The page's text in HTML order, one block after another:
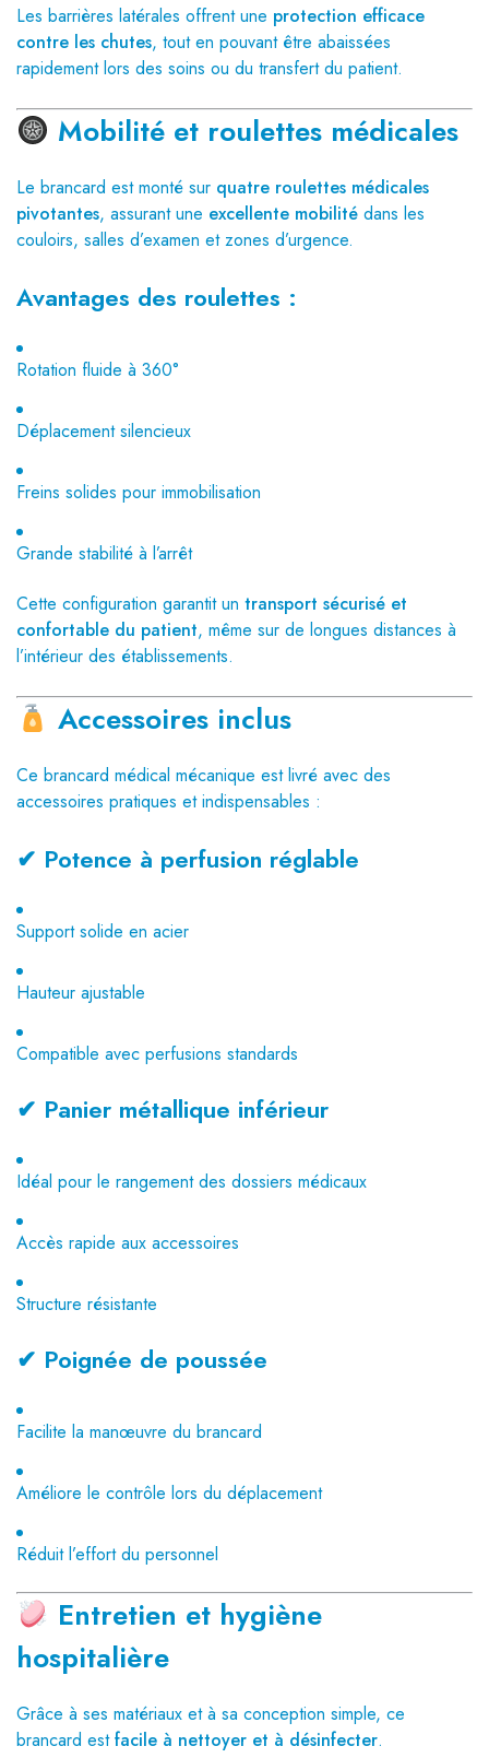
Les barrières latérales offrent une protection efficace
contre les chutes, tout en pouvant être abaissées
rapidement lors des soins ou du transfert du patient.
Mobilité et roulettes médicales
Le brancard est monté sur quatre roulettes médicales
pivotantes, assurant une excellente mobilité dans les
couloirs, salles d’examen et zones d’urgence.
Avantages des roulettes :
Rotation fluide à 360°
Déplacement silencieux
Freins solides pour immobilisation
Grande stabilité à l’arrêt
Cette configuration garantit un transport sécurisé et
confortable du patient, même sur de longues distances à
l’intérieur des établissements.
Accessoires inclus
Ce brancard médical mécanique est livré avec des
accessoires pratiques et indispensables :
✔ Potence à perfusion réglable
Support solide en acier
Hauteur ajustable
Compatible avec perfusions standards
✔ Panier métallique inférieur
Idéal pour le rangement des dossiers médicaux
Accès rapide aux accessoires
Structure résistante
✔ Poignée de poussée
Facilite la manœuvre du brancard
Améliore le contrôle lors du déplacement
Réduit l’effort du personnel
Entretien et hygiène
hospitalière
Grâce à ses matériaux et à sa conception simple, ce
brancard estfacile à nettoyer et à désinfecter.